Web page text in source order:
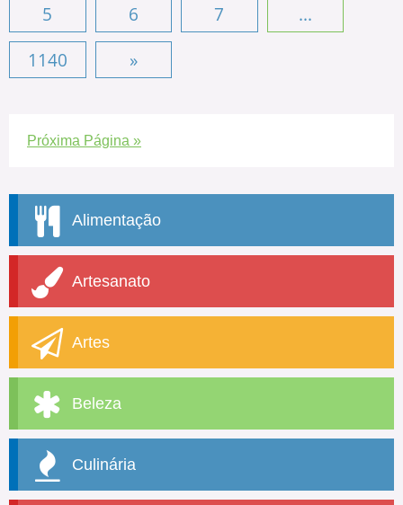
5
6 7
...
1140
»
Próxima Página »
Alimentação
Artesanato
Artes
Beleza
Culinária